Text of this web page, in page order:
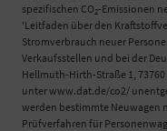
spezifischen CO2-Emissionen
'Leitfaden über den
Stromverbrauch neuer
Verkaufsstellen und bei der
Hellmuth-Hirth-Straße 1,
unter www.dat.de/co2/
werden bestimmte Neuwagen
Prüfverfahren für